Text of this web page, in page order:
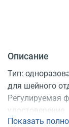
Описание
Тип:
для шейного
Регулируемая
удостоверение
Показать